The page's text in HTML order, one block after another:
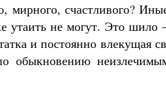
мирного, счастливого?
утаить не могут. Это шило
и постоянно влекущая
обыкновению